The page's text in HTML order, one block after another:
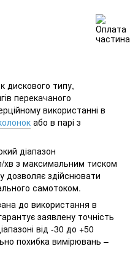
дискового типу,
перекачаного
використанні в
або в парі з
діапазон
хв з максимальним тиском
дозволяє здійснювати
самотоком.
до використання в
заявлену точність
від -30 до +50
похибка вимірювань –